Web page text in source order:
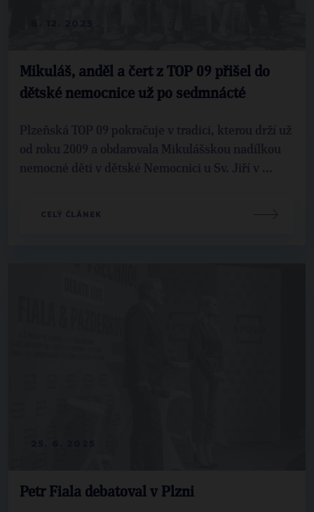
Mikuláš, anděl a čert z TOP 09 přišel do
dětské nemocnice už po sedmnácté
Plzeňská TOP 09 pokračuje v tradici, kterou drží už
od roku 2009 a obdarovala Mikulášskou nadílkou
nemocné děti v dětské Nemocnici u Sv. Jiří v ...
CELÝ ČLÁNEK
Petr Fiala debatoval v Plzni